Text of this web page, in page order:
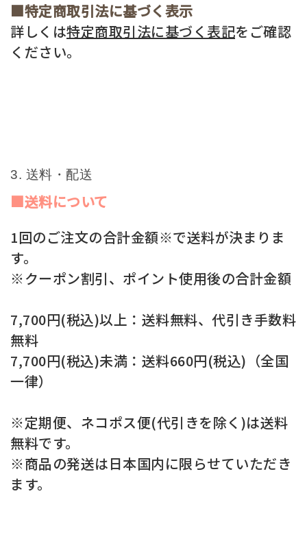
■特定商取引法に基づく表示
詳しくは特定商取引法に基づく表記をご確認
ください。
送料・配送
■送料について
1回のご注文の合計金額※で送料が決まりま
す。
※クーポン割引、ポイント使用後の合計金額
7,700円(税込)以上：送料無料、代引き手数料
無料
7,700円(税込)未満：送料660円(税込)（全国
一律）
※定期便、ネコポス便(代引きを除く)は送料
無料です。
※商品の発送は日本国内に限らせていただき
ます。